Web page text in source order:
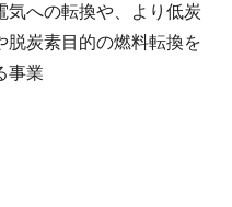
気への転換や、より低炭
脱炭素目的の燃料転換を
事業